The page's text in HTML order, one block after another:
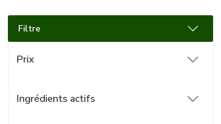
Filtre
Prix
Ingrédients actifs